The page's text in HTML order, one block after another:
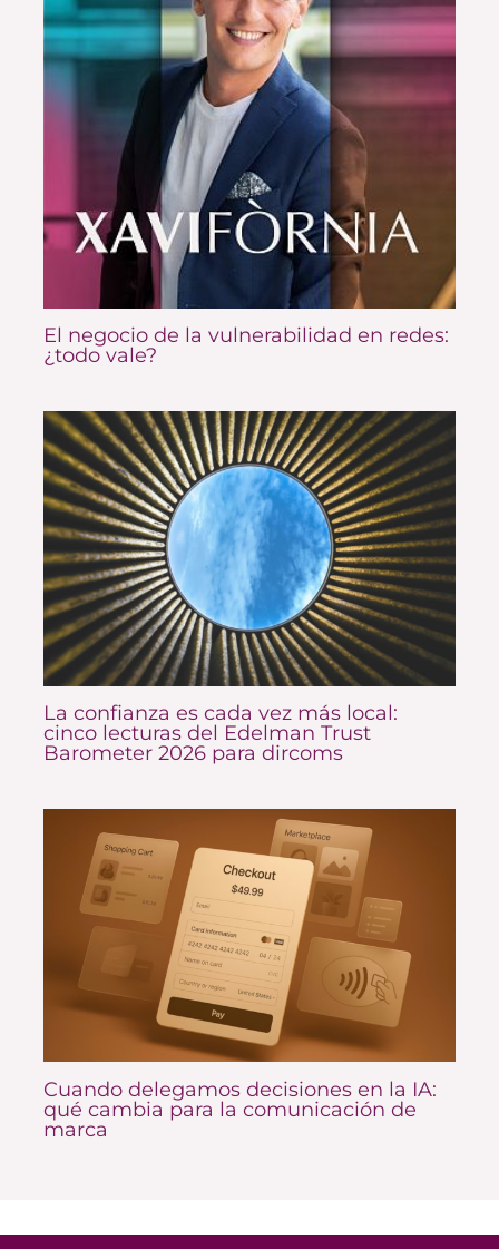
El negocio de la vulnerabilidad en redes:
¿todo vale?
La confianza es cada vez más local:
cinco lecturas del Edelman Trust
Barometer 2026 para dircoms
Cuando delegamos decisiones en la IA:
qué cambia para la comunicación de
marca